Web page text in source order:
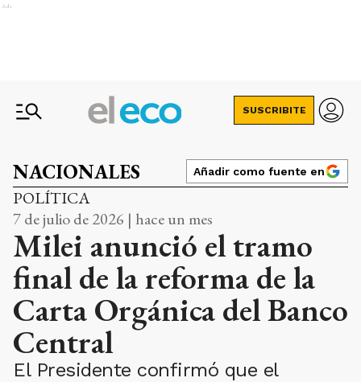
Ads
SUSCRIBITE
NACIONALES Añadir como fuente en
POLÍTICA
7 de julio de 2026 | hace un mes
Milei anunció el tramo
final de la reforma de la
Carta Orgánica del Banco
Central
El Presidente confirmó que el